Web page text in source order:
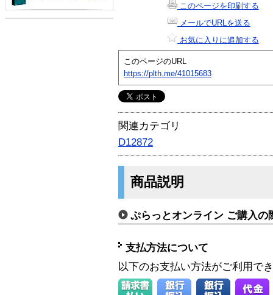
このページを印刷する
メールでURLを送る
お気に入りに追加する
このページのURL
https://plth.me/41015683
関連カテゴリ
D12872
商品説明
ぷらっとオンライン ご購入の
支払方法について
以下のお支払い方法がご利用で